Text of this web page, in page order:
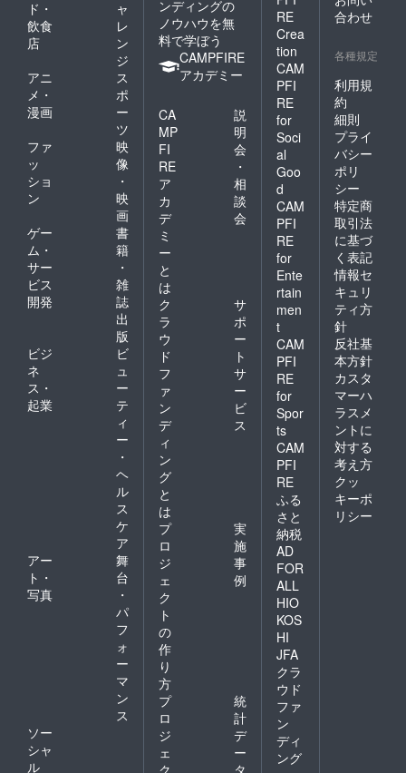
ド・
飲食
店
ャ
レ
ン
ジ
アニ
メ・
漫画
ス
ポ
ー
ツ
ファ
ッ
ショ
ン
映
像
・
映
画
ゲー
ム・
サー
ビス
開発
書
籍
・
雑
誌
出
版
ビジ
ネ
ス・
起業
ビ
ュ
ー
テ
ィ
ー
・
ヘ
ル
ス
ケ
ア
アー
ト・
写真
舞
台
・
パ
フ
ォ
ー
マ
ン
ス
ソー
シャ
ル
ンディングの
ノウハウを無
料で学ぼう
CAMPFIRE
アカデミー
CA
MP
FI
RE
ア
カ
デ
ミ
ー
と
は
説
明
会
・
相
談
会
ク
ラ
ウ
ド
フ
ァ
ン
デ
ィ
ン
グ
と
は
サ
ポ
ー
ト
サ
ー
ビ
ス
プ
ロ
ジ
ェ
ク
ト
の
作
り
方
実
施
事
例
プ
ロ
ジ
ェ
統
計
デ
ー
RE
Crea
tion
CAM
PFI
RE
for
Soci
al
Goo
d
CAM
PFI
RE
for
Ente
rtain
men
t
CAM
PFI
RE
for
Spor
ts
CAM
PFI
RE
ふる
さと
納税
AD
FOR
ALL
HIO
KOS
HI
JFA
クラ
ウド
ファ
ン
ディ
ング
合わせ
各種規定
利用規
約
細則
プライ
バシー
ポリ
シー
特定商
取引法
に基づ
く表記
情報セ
キュリ
ティ方
針
反社基
本方針
カスタ
マーハ
ラスメ
ントに
対する
考え方
クッ
キーポ
リシー